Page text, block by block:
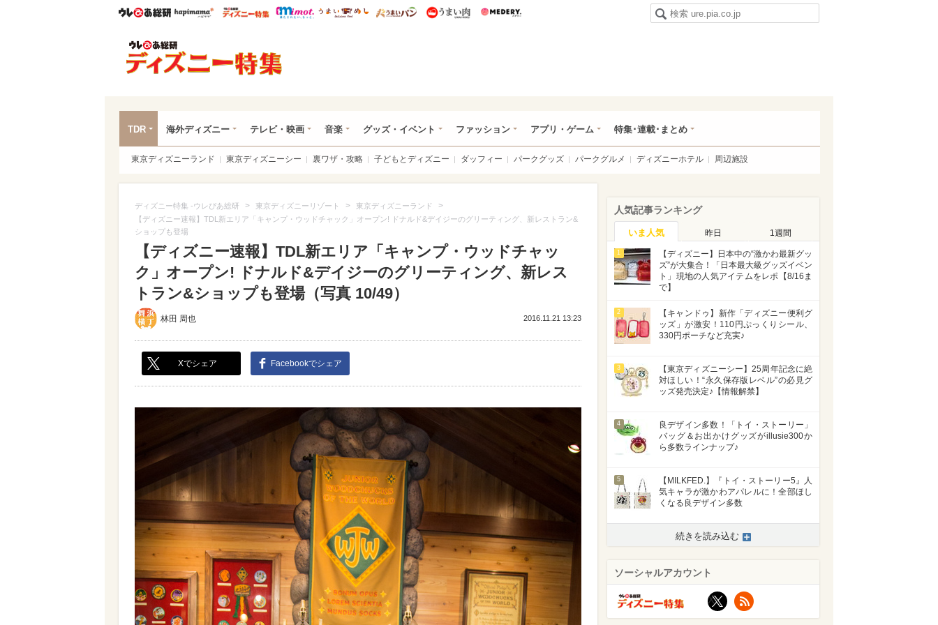
ウレぴあ総研ハピママ* ウレぴあ総研 ディズニー特集
mimot. うまいめし うまいパン うまい肉
TDR 海外ディズニー テレビ・映画 音楽 グッズ・イベント ファッション アプリ・ゲーム 特集･連載･まとめ
東京ディズニーランド 東京ディズニーシー 裏ワザ・攻略 子どもとディズニー ダッフィー パークグッズ パークグルメ ディズニーホテル 周辺施設
ディズニー特集 -ウレぴあ総研 > 東京ディズニーリゾート > 東京ディズニーランド >
【ディズニー速報】TDL新エリア「キャンプ・ウッドチャック」オープン! ドナルド&デイジーのグリーティング、新レストラン&
ショップも登場
【ディズニー速報】TDL新エリア「キャンプ・ウッドチャッ
ク」オープン! ドナルド&デイジーのグリーティング、新レス
トラン&ショップも登場（写真 10/49）
林田 周也 2016.11.21 13:23
Xでシェア Facebookでシェア
人気記事ランキング
いま人気 昨日 1週間
1
【ディズニー】日本中の“激かわ最新グッ
ズ”が大集合！「日本最大級グッズイベン
ト」現地の人気アイテムをレポ【8/16ま
で】
2
【キャンドゥ】新作「ディズニー便利グ
ッズ」が激安！110円ぷっくりシール、
330円ポーチなど充実♪
3
【東京ディズニーシー】25周年記念に絶
対ほしい！“永久保存版レベル”の必見グ
ッズ発売決定♪【情報解禁】
4
良デザイン多数！「トイ・ストーリー」
バッグ＆お出かけグッズがillusie300か
ら多数ラインナップ♪
5
【MILKFED.】『トイ・ストーリー5』人
気キャラが激かわアパレルに！全部ほし
くなる良デザイン多数
続きを読み込む
ソーシャルアカウント
X